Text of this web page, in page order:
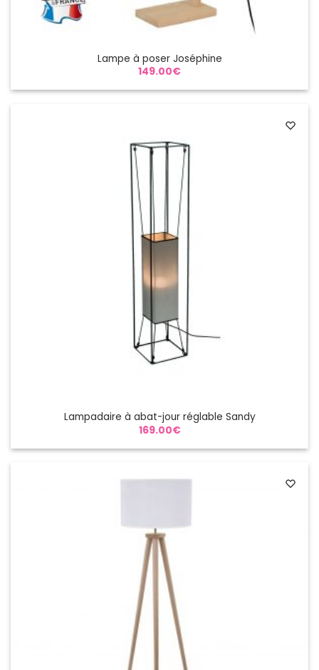
Lampe à poser Joséphine
149.00€
Lampadaire à abat-jour réglable Sandy
169.00€